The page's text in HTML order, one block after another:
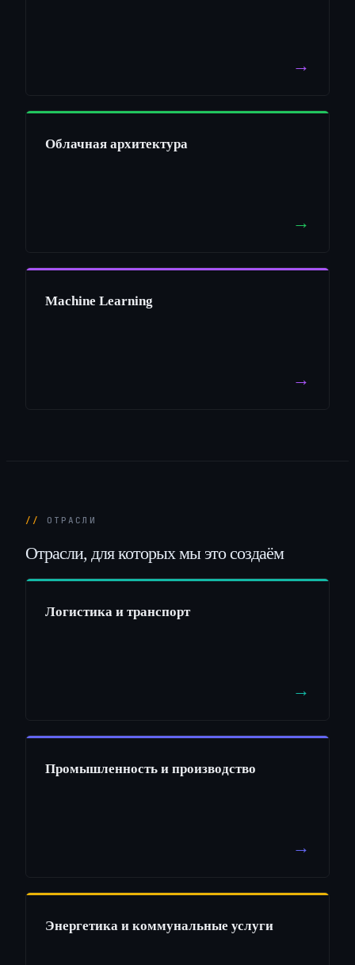
→
Облачная архитектура
→
Machine Learning
→
ОТРАСЛИ
Отрасли, для которых мы это создаём
Логистика и транспорт
→
Промышленность и производство
→
Энергетика и коммунальные услуги